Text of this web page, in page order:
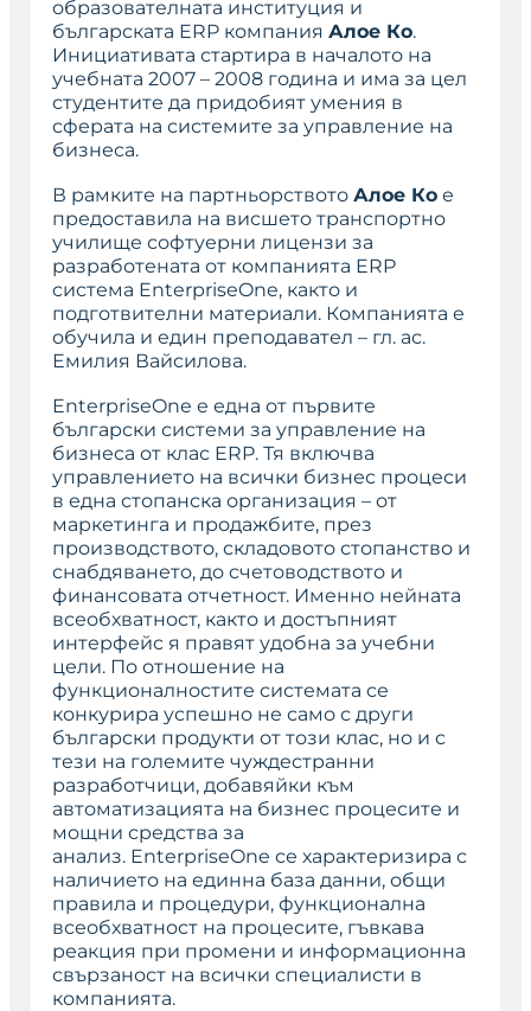
образователната институция и
българската ERP компания Алое Ко.
Инициативата стартира в началото на
учебната 2007 – 2008 година и има за цел
студентите да придобият умения в
сферата на системите за управление на
бизнеса.
В рамките на партньорството Алое Ко е
предоставила на висшето транспортно
училище софтуерни лицензи за
разработената от компанията ERP
система EnterpriseOne, както и
подготвителни материали. Компанията е
обучила и един преподавател – гл. ас.
Емилия Вайсилова.
EnterpriseOne е една от първите
български системи за управление на
бизнеса от клас ERP. Тя включва
управлението на всички бизнес процеси
в една стопанска организация – от
маркетинга и продажбите, през
производството, складовото стопанство и
снабдяването, до счетоводството и
финансовата отчетност. Именно нейната
всеобхватност, както и достъпният
интерфейс я правят удобна за учебни
цели. По отношение на
функционалностите системата се
конкурира успешно не само с други
български продукти от този клас, но и с
тези на големите чуждестранни
разработчици, добавяйки към
автоматизацията на бизнес процесите и
мощни средства за
анализ. EnterpriseOne се характеризира с
наличието на единна база данни, общи
правила и процедури, функционална
всеобхватност на процесите, гъвкава
реакция при промени и информационна
свързаност на всички специалисти в
компанията.